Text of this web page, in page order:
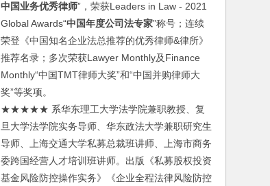
中国业务优秀律师”，荣获Leaders in Law - 2021
Global Awards“中国年度公司法专家”称号；连续
荣登《中国知名企业法总推荐的优秀律师&律所》
推荐名录；多次荣获Lawyer Monthly及Finance
Monthly“中国TMT律师大奖”和“中国并购律师大
奖”等奖项。
★★★★★ 系华东理工大学法学院兼职教授、复
旦大学法学院实务导师、华东政法大学兼职研究生
导师、上海交通大学私募总裁班讲师、上海市商务
委跨国经营人才培训班讲师。出版《私募股权投资
基金风险防控操作实务》《企业全程法律风险防控